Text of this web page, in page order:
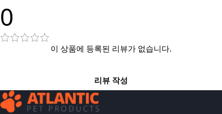
0
이 상품에 등록된 리뷰가 없습니다.
리뷰 작성